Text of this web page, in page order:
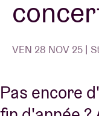
Chèque-
À propos de
VEN 28 NOV 25 |
Pas encore